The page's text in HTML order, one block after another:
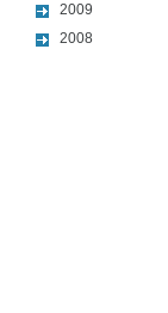
2009
2008